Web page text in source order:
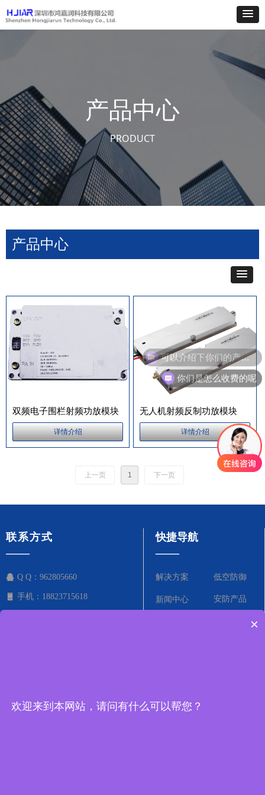
产品中心
PRODUCT
双频电子围栏射频功放模块
详情介绍
无人机射频反制功放模块
详情介绍
上一页 1 下一页
产品中心
联系方式
——
Q Q： 962805660
手机： 18823715618
快捷导航
——
解决方案
新闻中心
低空防御
安防产品
电子反制系统
可以介绍下你们的产品么
你们是怎么收费的呢
×
欢迎来到本网站，请问有什么可以帮您？